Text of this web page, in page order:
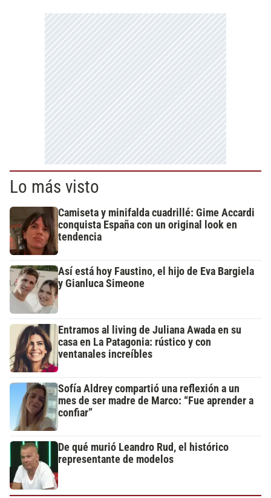
Lo más visto
Camiseta y minifalda cuadrillé: Gime Accardi
conquista España con un original look en
tendencia
Así está hoy Faustino, el hijo de Eva Bargiela
y Gianluca Simeone
Entramos al living de Juliana Awada en su
casa en La Patagonia: rústico y con
ventanales increíbles
Sofía Aldrey compartió una reflexión a un
mes de ser madre de Marco: “Fue aprender a
confiar”
De qué murió Leandro Rud, el histórico
representante de modelos